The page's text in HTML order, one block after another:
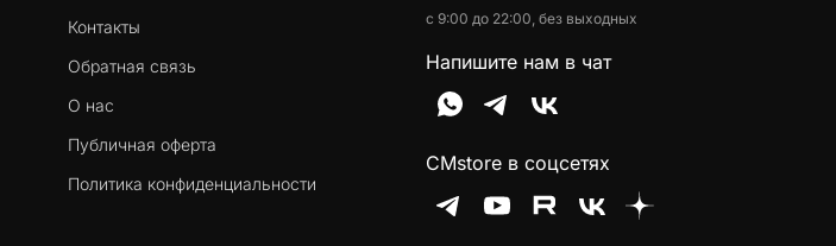
Контакты
Обратная связь
О нас
Публичная оферта
Политика конфиденциальности
с 9:00 до 22:00, без выходных
Напишите нам в чат
CMstore в соцсетях